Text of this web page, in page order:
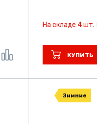
На складе 4 шт.
КУПИТЬ
Зимние